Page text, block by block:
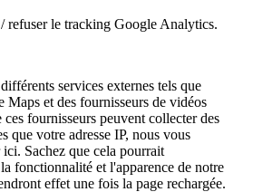
refuser le tracking Google Analytics.
services externes tels que
et des fournisseurs de vidéos
fournisseurs peuvent collecter des
que votre adresse IP, nous vous
Sachez que cela pourrait
fonctionnalité et l'apparence de notre
effet une fois la page rechargée.